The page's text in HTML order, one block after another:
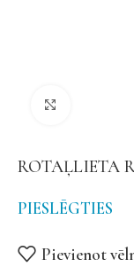
ROTAĻLIETA
PIESLĒGTIES
Pievienot